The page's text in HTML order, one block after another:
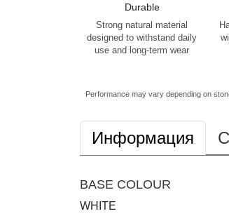
Durable
Strong natural material
designed to withstand daily
use and long-term wear
Performance may vary depending on
Информация
BASE COLOUR
WHITE